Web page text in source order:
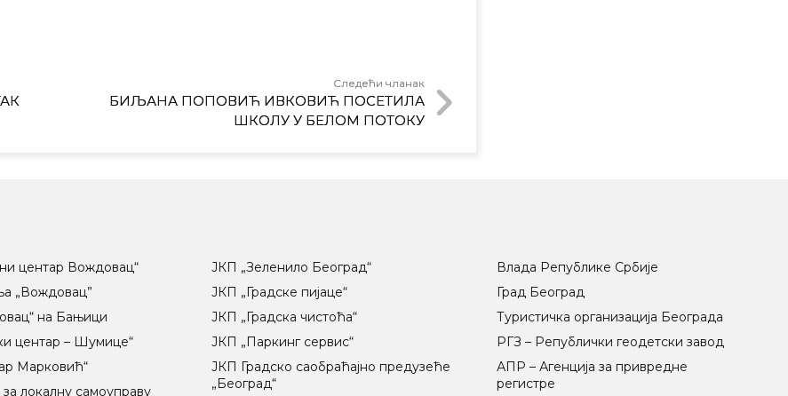
Следећи чланак
БИЉАНА ПОПОВИЋ ИВКОВИЋ ПОСЕТИЛА
ШКОЛУ У БЕЛОМ ПОТОКУ
центар Вождовац“
„Вождовац”
на Бањици
центар – Шумице“
Марковић“
локалну самоуправу
ЈКП „Зеленило Београд“
ЈКП „Градске пијаце“
ЈКП „Градска чистоћа“
ЈКП „Паркинг сервис“
ЈКП Градско саобраћајно предузеће
„Београд“
Влада Републике Србије
Град Београд
Туристичка организација Београда
РГЗ – Републички геодетски завод
АПР – Агенција за привредне
регистре